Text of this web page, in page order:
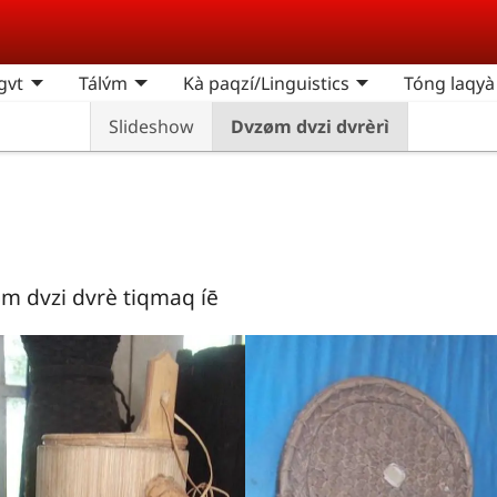
Tálv́m Kà paqzí/Linguistics Tóng laqyà
Slideshow
Dvzøm dvzi dvrèrì
dvzi dvrè tiqmaq íē